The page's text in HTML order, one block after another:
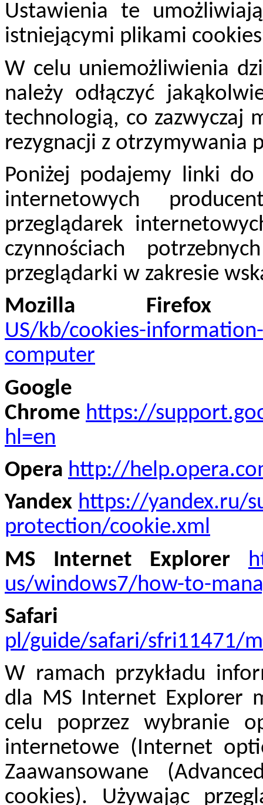
Ustawienia te
istniejącymi plikami
W celu uniemożliwienia
należy odłączyć
technologią, co zazwyczaj
rezygnacji z
Poniżej podajemy linki do
internetowych
przeglądarek
czynnościach
przeglądarki w zakresie
Mozilla Firefox
US/kb/cookies-
computer
Google
Chrome https://
hl=en
Opera http://
Yandex https://yandex.ru/
protection/cookie.xml
MS Internet Explorer
us/windows7/how-to-
Safari
pl/guide/safari/sfri11471/
W ramach przykładu
dla MS Internet Explorer
celu poprzez wybranie
internetowe (Internet
Zaawansowane
cookies). Używając